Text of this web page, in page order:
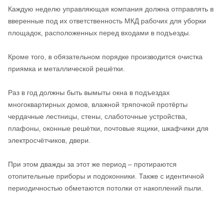
Каждую неделю управляющая компания должна отправлять в
вверенные под их ответственность МКД рабочих для уборки
площадок, расположенных перед входами в подъезды.
Кроме того, в обязательном порядке производится очистка
приямка и металлической решётки.
Раз в год должны быть вымыты окна в подъездах
многоквартирных домов, влажной тряпочкой протёрты
чердачные лестницы, стены, слаботочные устройства,
плафоны, оконные решётки, почтовые ящики, шкафчики для
электросчётчиков, двери.
При этом дважды за этот же период – протираются
отопительные приборы и подоконники. Также с идентичной
периодичностью обметаются потолки от накоплений пыли.